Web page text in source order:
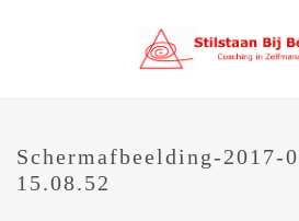
Schermafbeelding-2017-
15.08.52